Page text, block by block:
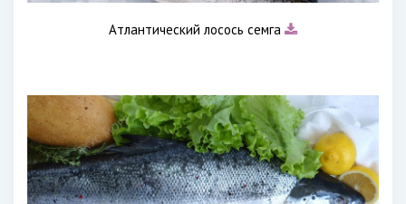
Атлантический лосось семга